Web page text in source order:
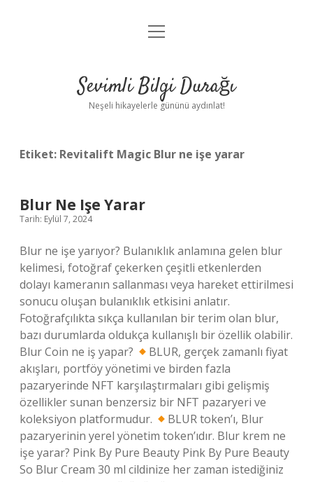
Anasayfa
Yasal Uyarı
menüyü
Sevimli Bilgi Durağı
Neşeli hikayelerle gününü aydınlat!
Etiket: Revitalift Magic Blur ne işe yarar
Blur Ne Işe Yarar
Tarih: Eylül 7, 2024
Blur ne işe yarıyor? Bulanıklık anlamına gelen blur
kelimesi, fotoğraf çekerken çeşitli etkenlerden
dolayı kameranın sallanması veya hareket ettirilmesi
sonucu oluşan bulanıklık etkisini anlatır.
Fotoğrafçılıkta sıkça kullanılan bir terim olan blur,
bazı durumlarda oldukça kullanışlı bir özellik olabilir.
Blur Coin ne iş yapar?
BLUR, gerçek zamanlı fiyat
akışları, portföy yönetimi ve birden fazla
pazaryerinde NFT karşılaştırmaları gibi gelişmiş
özellikler sunan benzersiz bir NFT pazaryeri ve
koleksiyon platformudur.
BLUR token’ı, Blur
pazaryerinin yerel yönetim token’ıdır. Blur krem ne
işe yarar? Pink By Pure Beauty Pink By Pure Beauty
So Blur Cream 30 ml cildinize her zaman istediğiniz